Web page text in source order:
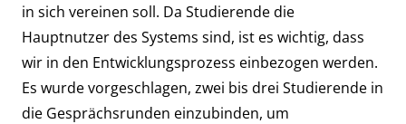
in sich vereinen soll. Da Studierende die
Hauptnutzer des Systems sind, ist es wichtig, dass
wir in den Entwicklungsprozess einbezogen werden.
Es wurde vorgeschlagen, zwei bis drei Studierende in
die Gesprächsrunden einzubinden, um